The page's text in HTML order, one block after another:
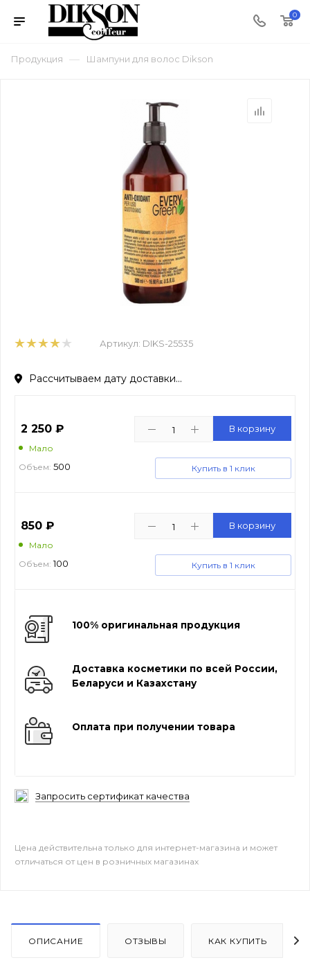
0
Продукция — Шампуни для волос Dikson
Артикул: DIKS-25535
Рассчитываем дату доставки...
2 250 ₽
Мало
Объем: 500
В корзину
Купить в 1 клик
850 ₽
Мало
Объем: 100
В корзину
Купить в 1 клик
100% оригинальная продукция
Доставка косметики по всей России,
Беларуси и Казахстану
Оплата при получении товара
Запросить сертификат качества
Цена действительна только для интернет-магазина и может
отличаться от цен в розничных магазинах
ОПИСАНИЕ ОТЗЫВЫ КАК КУПИТЬ